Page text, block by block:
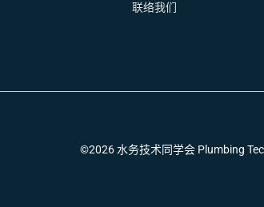
联络我们
©2026 水务技术同学会 Plumbing